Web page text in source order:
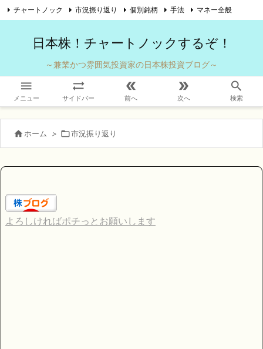
日本株！チャートノックするぞ！
～兼業かつ雰囲気投資家の日本株投資ブログ～

メニュー

サイドバー

前へ

次へ

検索
チャートノック 市況振り返り 個別銘柄 手法 マネー全般
 ホーム > 市況振り返り
よろしければポチっとお願いします